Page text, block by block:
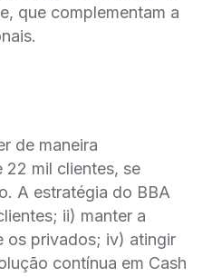
que complementam a
de maneira
22 mil clientes, se
A estratégia do BBA
ii) manter a
os privados; iv) atingir
contínua em Cash